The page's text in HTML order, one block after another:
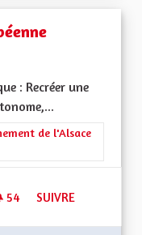
: Recréer une
Culture, l'Education et
de l'Alsace
54 54 ABONNÉS
SUIVRE